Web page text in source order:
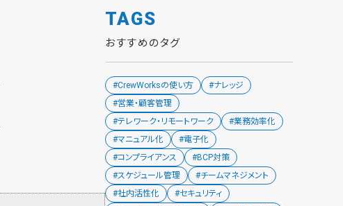
TAGS
おすすめのタグ
#CrewWorksの使い方
#ナレッジ
#営業・顧客管理
#テレワーク・リモートワーク
#業務効率化
#マニュアル化
#電子化
#コンプライアンス
#BCP対策
#スケジュール管理
#チームマネジメント
#社内活性化
#セキュリティ